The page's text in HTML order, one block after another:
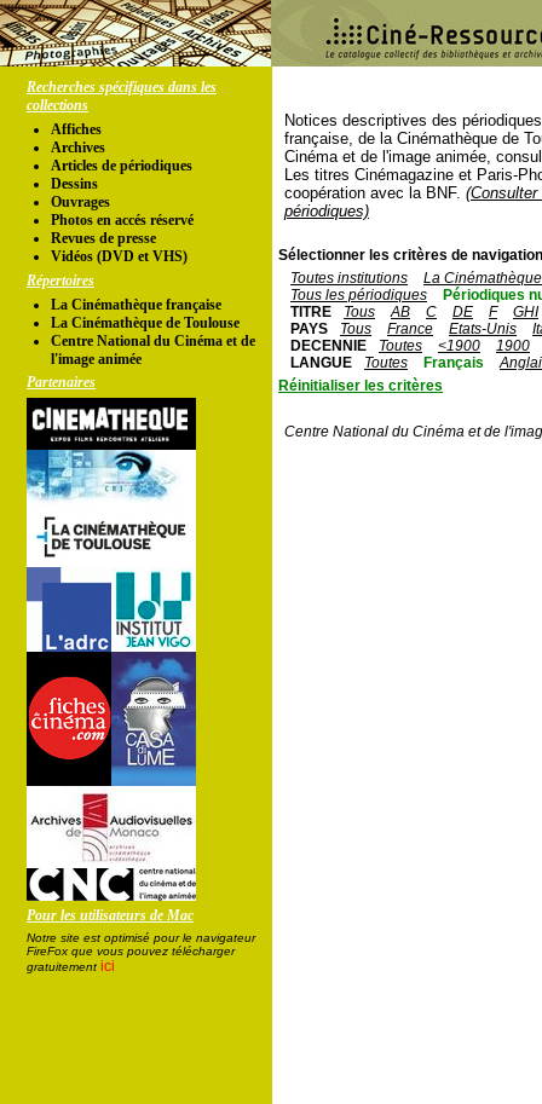
Recherches spécifiques dans les
collections
Affiches
Archives
Articles de périodiques
Dessins
Ouvrages
Photos en accés réservé
Revues de presse
Vidéos (DVD et VHS)
Répertoires
La Cinémathèque française
La Cinémathèque de Toulouse
Centre National du Cinéma et de
l'image animée
Partenaires
Pour les utilisateurs de Mac
Notre site est optimisé pour le navigateur
FireFox que vous pouvez télécharger
gratuitement ici
Notices descriptives des
française, de la Cinémathèque de
Cinéma et de l'image animée,
Les titres Cinémagazine et Paris-
coopération avec la BNF.
périodiques)
Sélectionner les critères de
Toutes institutions
La
Tous les périodiques
Périodiques
TITRE
Tous AB C DE F
GHI
PAYS
Tous France Etats-Unis
DECENNIE
Toutes <1900
1900
LANGUE
Toutes Français
Réinitialiser les critères
Centre National du Cinéma et de